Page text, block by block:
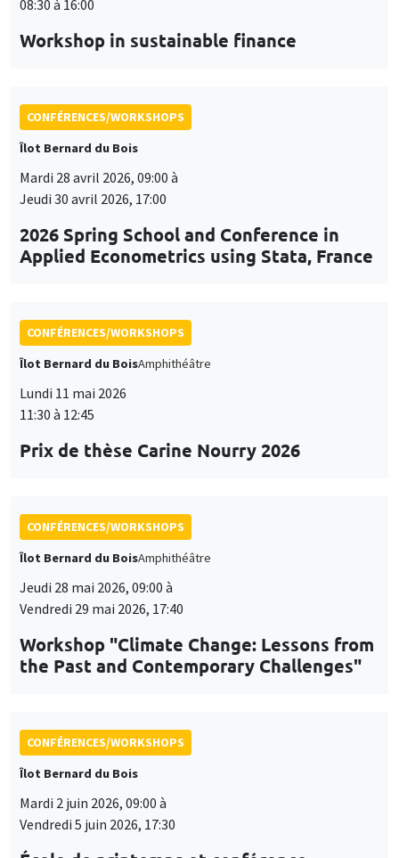
08:30 à 16:00
Workshop in sustainable finance
CONFÉRENCES/WORKSHOPS
Îlot Bernard du Bois
Mardi 28 avril 2026, 09:00 à
Jeudi 30 avril 2026, 17:00
2026 Spring School and Conference in
Applied Econometrics using Stata, France
CONFÉRENCES/WORKSHOPS
Îlot Bernard du BoisAmphithéâtre
Lundi 11 mai 2026
11:30 à 12:45
Prix de thèse Carine Nourry 2026
CONFÉRENCES/WORKSHOPS
Îlot Bernard du BoisAmphithéâtre
Jeudi 28 mai 2026, 09:00 à
Vendredi 29 mai 2026, 17:40
Workshop "Climate Change: Lessons from
the Past and Contemporary Challenges"
CONFÉRENCES/WORKSHOPS
Îlot Bernard du Bois
Mardi 2 juin 2026, 09:00 à
Vendredi 5 juin 2026, 17:30